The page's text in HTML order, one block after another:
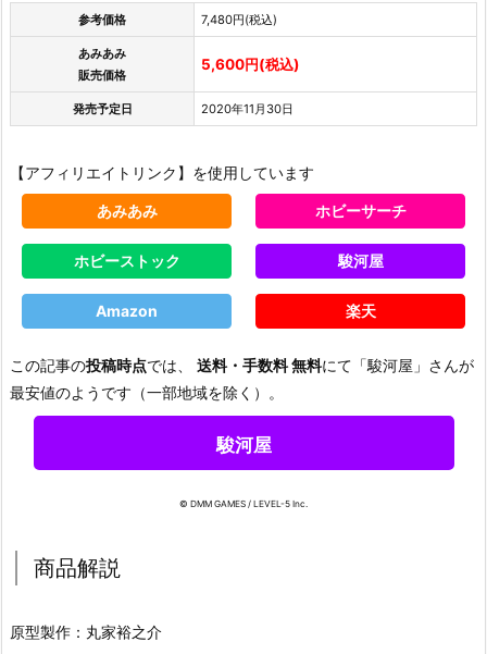
参考価格 7,480円(税込)
あみあみ
販売価格
5,600円(税込)
発売予定日 2020年11月30日
【アフィリエイトリンク】を使用しています
あみあみ ホビーサーチ
ホビーストック 駿河屋
Amazon 楽天
この記事の投稿時点では、 送料・手数料 無料にて「駿河屋」さんが
最安値のようです（一部地域を除く）。
駿河屋
© DMM GAMES / LEVEL-5 Inc.
商品解説
原型製作：丸家裕之介